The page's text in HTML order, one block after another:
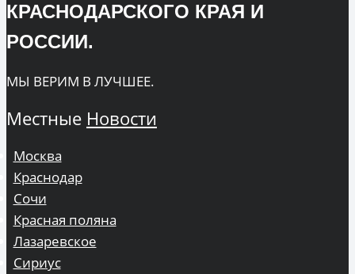
КРАСНОДАРСКОГО КРАЯ И
РОССИИ.
МЫ ВЕРИМ В ЛУЧШЕЕ.
Местные Новости
Москва
Краснодар
Сочи
Красная поляна
Лазаревское
Сириус